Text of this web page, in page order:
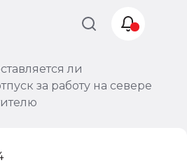
ли
за работу на севере